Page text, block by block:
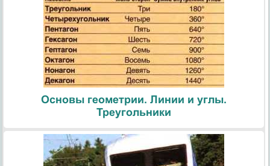
Основы геометрии. Линии и углы.
Треугольники